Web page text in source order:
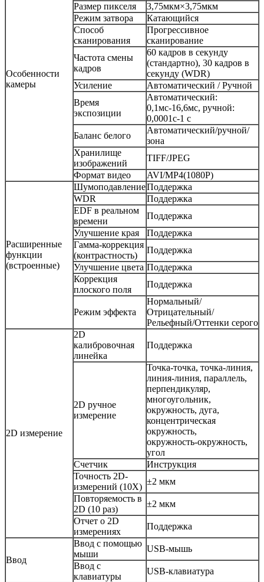
Особенности
камеры
Размер пикселя
3,75мкм×3,75мкм
Режим затвора
Катающийся
Способ
сканирования
Прогрессивное
сканирование
Частота смены
кадров
60 кадров в секунду
(стандартно), 30 кадров в
секунду (WDR)
Усиление
Автоматический / Ручной
Время
экспозиции
Автоматический:
0,1мс-16,6мс, ручной:
0,0001с-1 с
Баланс белого
Автоматический/ручной/
зона
Хранилище
изображений
TIFF/JPEG
Формат видео
AVI/MP4(1080P)
Расширенные
функции
(встроенные)
ШумоподавлениеПоддержка
WDR
Поддержка
EDF в реальном
времени
Поддержка
Улучшение края
Поддержка
Гамма-коррекция
(контрастность)
Поддержка
Улучшение цвета Поддержка
Коррекция
плоского поля
Поддержка
Режим эффекта
Нормальный/
Отрицательный/
Рельефный/Оттенки серого
2D измерение
2D
калибровочная
линейка
Поддержка
2D ручное
измерение
Точка-точка, точка-линия,
линия-линия, параллель,
перпендикуляр,
многоугольник,
окружность, дуга,
концентрическая
окружность,
окружность-окружность,
угол
Счетчик
Инструкция
Точность 2D-
измерений (10X)
±2 мкм
Повторяемость в
2D (10 раз)
±2 мкм
Отчет о 2D
измерениях
Поддержка
Ввод
Ввод с помощью
мыши
USB-мышь
Ввод с
клавиатуры
USB-клавиатура